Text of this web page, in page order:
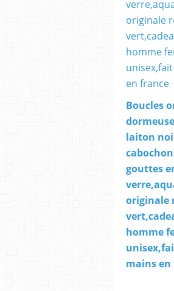
Boucles
laiton
gouttes
originale
homme
mains en